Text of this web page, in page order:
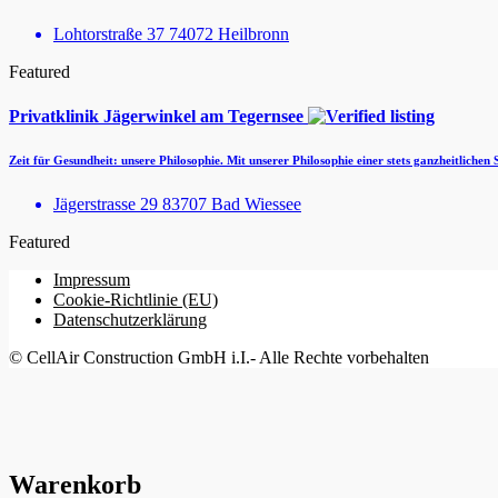
Lohtorstraße 37 74072 Heilbronn
Featured
Privatklinik Jägerwinkel am Tegernsee
Zeit für Gesundheit: unsere Philosophie. Mit unserer Philosophie einer stets ganzheitlichen
Jägerstrasse 29 83707 Bad Wiessee
Featured
Impressum
Cookie-Richtlinie (EU)
Datenschutzerklärung
© CellAir Construction GmbH i.I.- Alle Rechte vorbehalten
Warenkorb